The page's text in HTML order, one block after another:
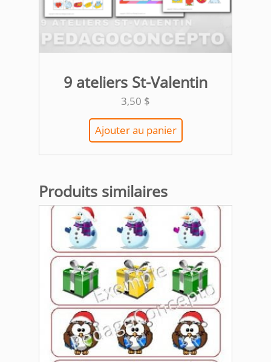
9 ateliers St-Valentin
3,50 $
Ajouter au panier
Produits similaires